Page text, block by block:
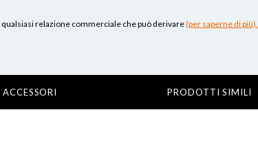
relazione commerciale che può derivare(per saperne di più).
ACCESSORI PRODOTTI SIMILI